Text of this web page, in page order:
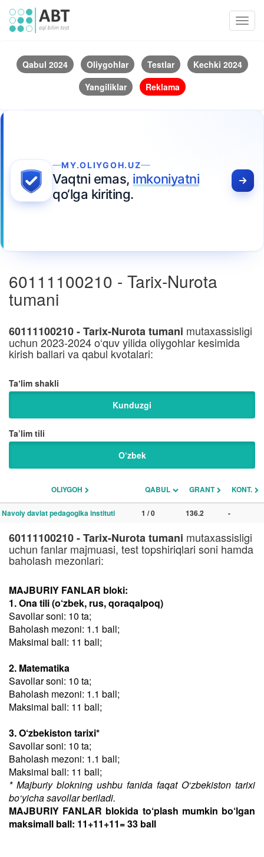
Qabul 2024 Oliygohlar Testlar
Kechki 2024
Yangiliklar
Reklama
MY.OLIYGOH.UZ
Vaqtni emas, imkoniyatni
qo‘lga kiriting.
60111100210 - Tarix-Nurota
tumani
60111100210 - Tarix-Nurota tumani mutaxassisligi
uchun 2023-2024 o‘quv yilida oliygohlar kesimida
kirish ballari va qabul kvotalari:
Taʼlim shakli
Kunduzgi
Ta’lim tili
O‘zbek
OLIYGOH QABUL GRANT KONT.
Navoiy davlat pedagogika instituti 1 / 0 136.2 -
60111100210 - Tarix-Nurota tumani mutaxassisligi
uchun fanlar majmuasi, test topshiriqlari soni hamda
baholash mezonlari:
MAJBURIY FANLAR bloki:
1. Ona tili (o‘zbek, rus, qoraqalpoq)
Savollar soni: 10 ta;
Baholash mezoni: 1.1 ball;
Maksimal ball: 11 ball;
2. Matematika
Savollar soni: 10 ta;
Baholash mezoni: 1.1 ball;
Maksimal ball: 11 ball;
3. O‘zbekiston tarixi*
Savollar soni: 10 ta;
Baholash mezoni: 1.1 ball;
Maksimal ball: 11 ball;
* Majburiy blokning ushbu fanida faqat O‘zbekiston tarixi
bo‘yicha savollar beriladi.
MAJBURIY FANLAR blokida to‘plash mumkin bo‘lgan
maksimall ball: 11+11+11= 33 ball